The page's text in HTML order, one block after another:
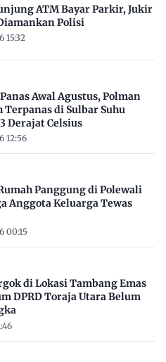
ATM Bayar Parkir, Jukir
Polisi
15:32
Awal Agustus, Polman
Terpanas di Sulbar Suhu
Derajat Celsius
12:56
Panggung di Polewali
Anggota Keluarga Tewas
00:15
di Lokasi Tambang Emas
DPRD Toraja Utara Belum